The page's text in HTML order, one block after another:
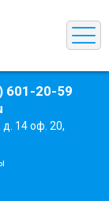
601-20-59
14 оф. 20,